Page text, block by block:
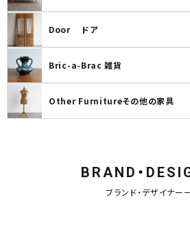
Door ドア
Bric-a-Brac 雑貨
Other Furnitureその他の家具
BRAND・
ブランド・デザイナー